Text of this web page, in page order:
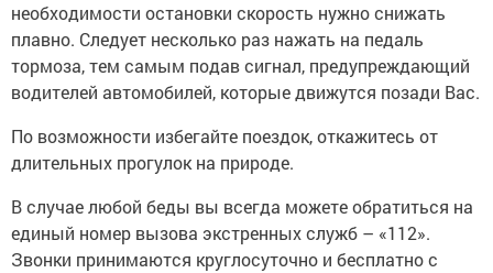
необходимости остановки скорость нужно снижать
плавно. Следует несколько раз нажать на педаль
тормоза, тем самым подав сигнал, предупреждающий
водителей автомобилей, которые движутся позади Вас.
По возможности избегайте поездок, откажитесь от
длительных прогулок на природе.
В случае любой беды вы всегда можете обратиться на
единый номер вызова экстренных служб – «112».
Звонки принимаются круглосуточно и бесплатно с